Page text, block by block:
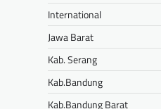
International
Jawa Barat
Kab. Serang
Kab.Bandung
Kab.Bandung Barat